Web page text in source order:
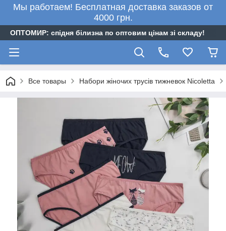
Мы работаем! Бесплатная доставка заказов от
4000 грн.
ОПТОМИР: спідня білизна по оптовим цінам зі складу!
Все товары Набори жіночих трусів тижневок Nicoletta